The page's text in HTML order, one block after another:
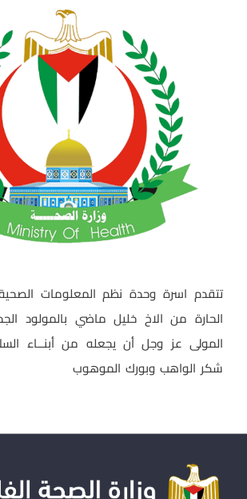
تتقدم اسرة وحدة نظم المعلومات الصحية
الحارة من الاخ خليل ماضي بالمولود
المولى عز وجل أن يجعله من أبنــاء
شكر الواهب وبورك الموهوب